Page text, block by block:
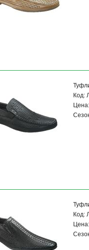
Код:
Код: